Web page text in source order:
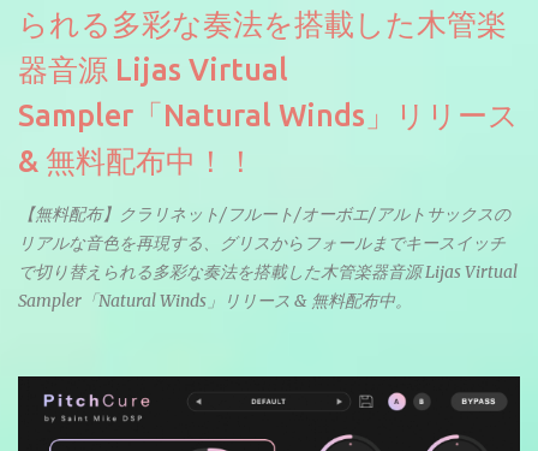
られる多彩な奏法を搭載した木管楽
器音源 Lijas Virtual
Sampler「Natural Winds」リリース
& 無料配布中！！
【無料配布】クラリネット/フルート/オーボエ/アルトサックスの
リアルな音色を再現する、グリスからフォールまでキースイッチ
で切り替えられる多彩な奏法を搭載した木管楽器音源 Lijas Virtual
Sampler「Natural Winds」リリース & 無料配布中。